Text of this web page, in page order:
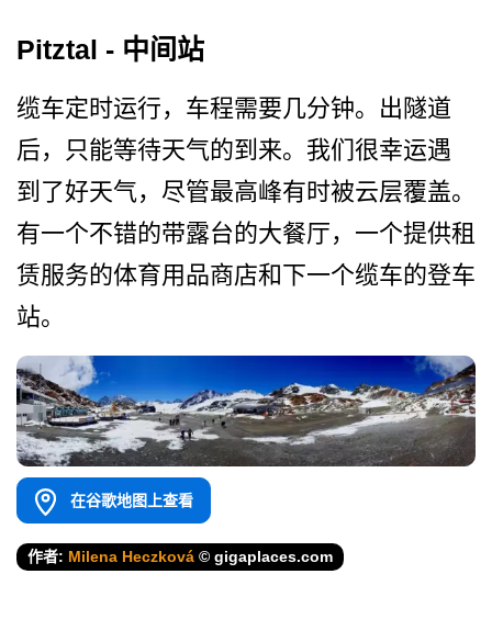
Pitztal - 中间站
缆车定时运行，车程需要几分­钟。出隧道
后，只能等待天气的到来。我们很幸运遇
到­了好天气，尽管最高峰有时被云层覆盖。
有一个不错的­带露台的大餐厅，一个提供租
赁服务的体育用品商店和­下一个缆车的登车
站。
在谷歌地图上查看
作者: Milena Heczková © gigaplaces.com